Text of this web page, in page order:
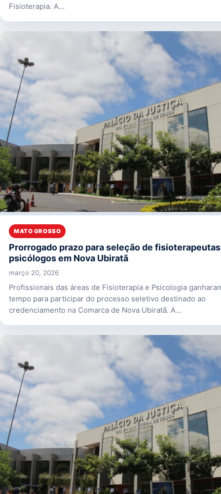
Fisioterapia. A…
MATO GROSSO
Prorrogado prazo para seleção de
psicólogos em Nova Ubiratã
março 20, 2026
Profissionais das áreas de Fisioterapia e Psicologia
tempo para participar do processo seletivo destinado ao
credenciamento na Comarca de Nova Ubiratã. A…